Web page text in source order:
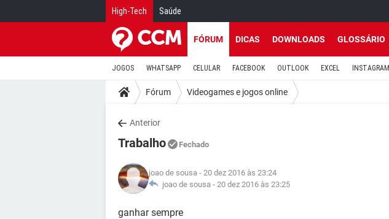
High-Tech Saúde
FÓRUM DICAS DOWNLOADS GLOSSÁRIO
JOGOS WHATSAPP CELULAR FACEBOOK OUTLOOK EXCEL INSTAGRAM
Fórum Videogames e jogos online
Anterior
Trabalho Fechado
joao de sousa - 20 dez 2016 às 23:24
joao de sousa - 20 dez 2016 às 23:25
ganhar sempre